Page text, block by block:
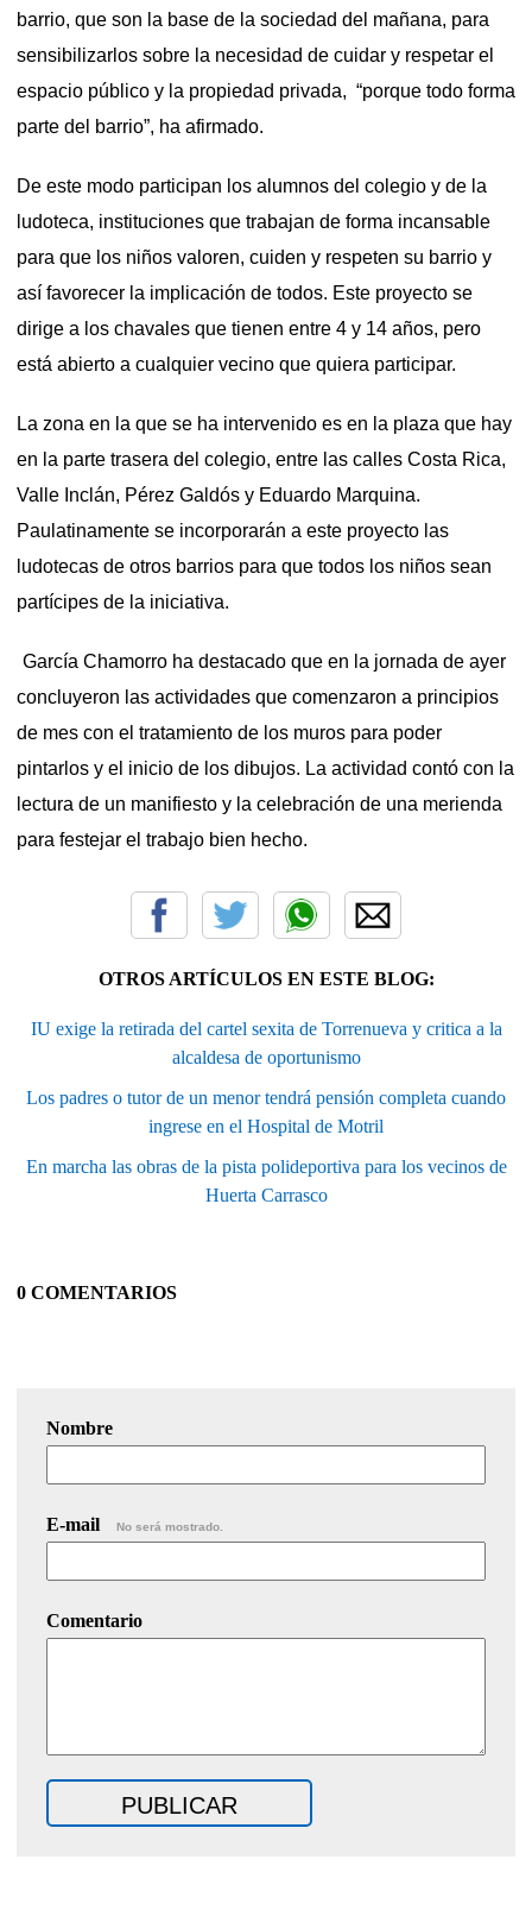
barrio, que son la base de la sociedad del mañana, para
sensibilizarlos sobre la necesidad de cuidar y respetar el
espacio público y la propiedad privada, “porque todo forma
parte del barrio”, ha afirmado.
De este modo participan los alumnos del colegio y de la
ludoteca, instituciones que trabajan de forma incansable
para que los niños valoren, cuiden y respeten su barrio y
así favorecer la implicación de todos. Este proyecto se
dirige a los chavales que tienen entre 4 y 14 años, pero
está abierto a cualquier vecino que quiera participar.
La zona en la que se ha intervenido es en la plaza que hay
en la parte trasera del colegio, entre las calles Costa Rica,
Valle Inclán, Pérez Galdós y Eduardo Marquina.
Paulatinamente se incorporarán a este proyecto las
ludotecas de otros barrios para que todos los niños sean
partícipes de la iniciativa.
García Chamorro ha destacado que en la jornada de ayer
concluyeron las actividades que comenzaron a principios
de mes con el tratamiento de los muros para poder
pintarlos y el inicio de los dibujos. La actividad contó con la
lectura de un manifiesto y la celebración de una merienda
para festejar el trabajo bien hecho.
OTROS ARTÍCULOS EN ESTE BLOG:
IU exige la retirada del cartel sexita de Torrenueva y critica a la
alcaldesa de oportunismo
Los padres o tutor de un menor tendrá pensión completa cuando
ingrese en el Hospital de Motril
En marcha las obras de la pista polideportiva para los vecinos de
Huerta Carrasco
0 COMENTARIOS
Nombre
E-mail No será mostrado.
Comentario